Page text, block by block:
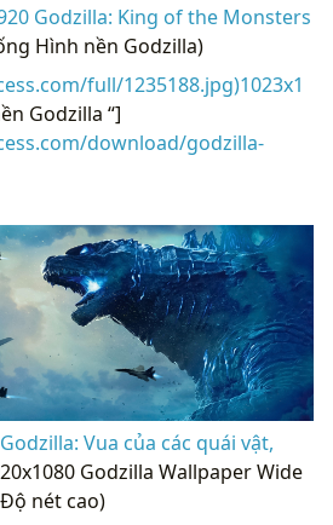
Godzilla: King of the Monsters
Hình nền Godzilla)
full/1235188.jpg)1023x1
Godzilla “]
download/godzilla-
Vua của các quái vật,
Godzilla Wallpaper Wide
nét cao)